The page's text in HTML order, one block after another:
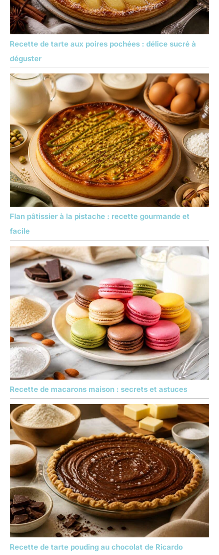
Recette de tarte aux poires pochées : délice sucré à
déguster
Flan pâtissier à la pistache : recette gourmande et
facile
Recette de macarons maison : secrets et astuces
Recette de tarte pouding au chocolat de Ricardo